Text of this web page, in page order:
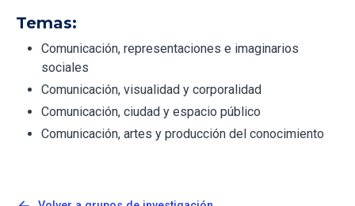
Temas:
Comunicación, representaciones e imaginarios
sociales
Comunicación, visualidad y corporalidad
Comunicación, ciudad y espacio público
Comunicación, artes y producción del conocimiento